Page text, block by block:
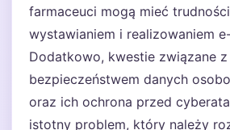
farmaceuci mogą mieć
wystawianiem i realizowaniem
Dodatkowo, kwestie związane z
bezpieczeństwem danych
oraz ich ochrona przed
istotny problem, który należy